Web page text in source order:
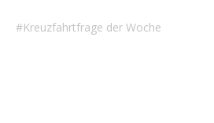
Kreuzfahrtfrage der Woche